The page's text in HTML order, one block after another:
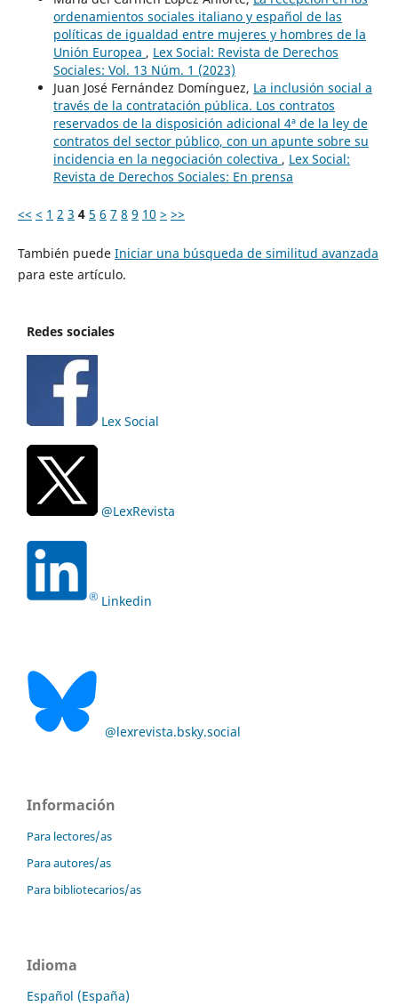
ordenamientos sociales italiano y español de las
políticas de igualdad entre mujeres y hombres de la
Unión Europea , Lex Social: Revista de Derechos
Sociales: Vol. 13 Núm. 1 (2023)
Juan José Fernández Domínguez, La inclusión social a
través de la contratación pública. Los contratos
reservados de la disposición adicional 4ª de la ley de
contratos del sector público, con un apunte sobre su
incidencia en la negociación colectiva , Lex Social:
Revista de Derechos Sociales: En prensa
<< < 1 2 3 4 5 6 7 8 9 10 > >>
También puede Iniciar una búsqueda de similitud avanzada
para este artículo.
Redes sociales
Lex Social
@LexRevista
Linkedin
@lexrevista.bsky.social
Información
Para lectores/as
Para autores/as
Para bibliotecarios/as
Idioma
Español (España)